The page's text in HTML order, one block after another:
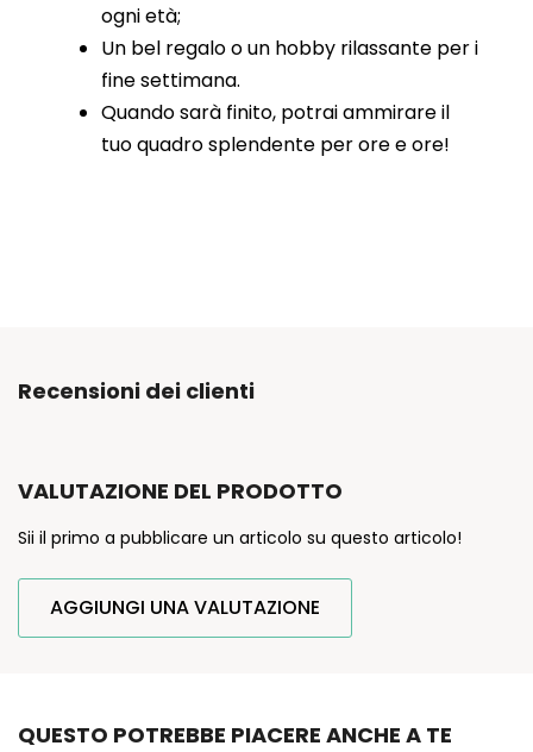
ogni età;
Un bel regalo o un hobby rilassante per i
fine settimana.
Quando sarà finito, potrai ammirare il
tuo quadro splendente per ore e ore!
Recensioni dei clienti
VALUTAZIONE DEL PRODOTTO
Sii il primo a pubblicare un articolo su questo articolo!
AGGIUNGI UNA VALUTAZIONE
QUESTO POTREBBE PIACERE ANCHE A TE